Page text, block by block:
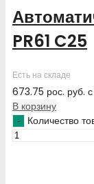
PR61 C25
Есть на складе
673.75 рос. руб.
В корзину
Количество